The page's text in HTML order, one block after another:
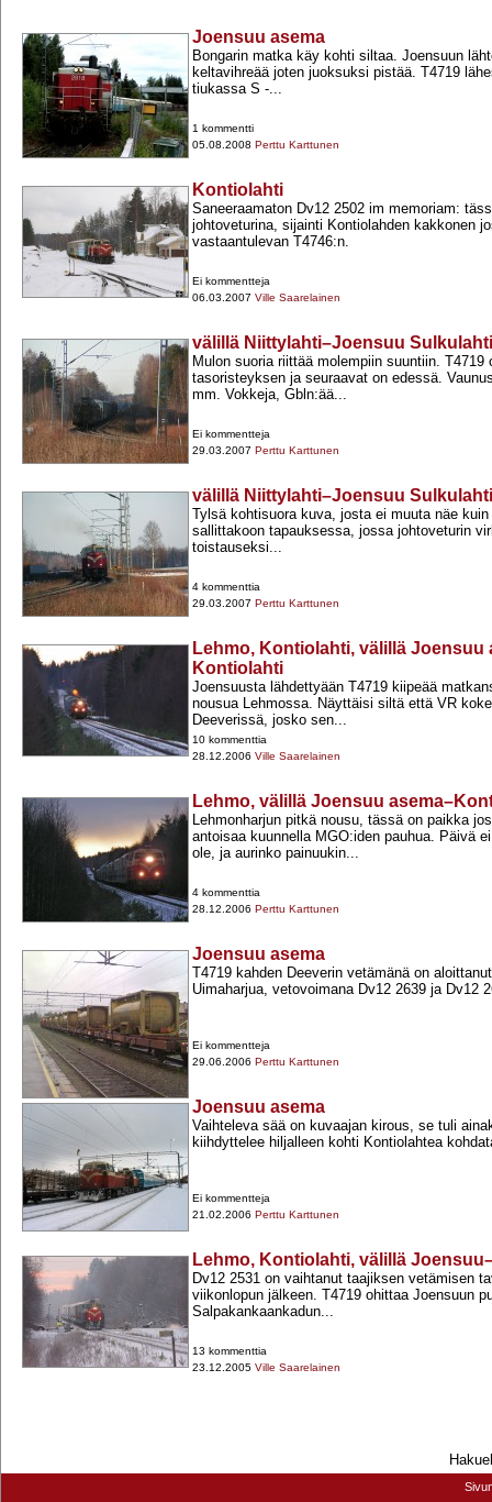
Joensuu asema
Bongarin matka käy kohti siltaa. Joensuun
keltavihreää joten juoksuksi pistää. T4719
tiukassa S -​...
1 kommentti
05.08.2008 Perttu Karttunen
Kontiolahti
Saneeraamaton Dv12 2502 im memoriam:
johtoveturina, sijainti Kontiolahden kakkonen
vastaantulevan T4746:n.
Ei kommentteja
06.03.2007 Ville Saarelainen
välillä Niittylahti–Joensuu Sulkulahti
Mulon suoria riittää molempiin suuntiin. T4719
tasoristeyksen ja seuraavat on edessä.
mm. Vokkeja, Gbln:ää...
Ei kommentteja
29.03.2007 Perttu Karttunen
välillä Niittylahti–Joensuu Sulkulahti
Tylsä kohtisuora kuva, josta ei muuta näe
sallittakoon tapauksessa, jossa johtoveturin
toistauseksi...
4 kommenttia
29.03.2007 Perttu Karttunen
Lehmo, Kontiolahti, välillä Joensuu
Kontiolahti
Joensuusta lähdettyään T4719 kiipeää
nousua Lehmossa. Näyttäisi siltä että VR
Deeverissä, josko sen...
10 kommenttia
28.12.2006 Ville Saarelainen
Lehmo, välillä Joensuu
Lehmonharjun pitkä nousu, tässä on paikka
antoisaa kuunnella MGO:iden pauhua. Päivä
ole, ja aurinko painuukin...
4 kommenttia
28.12.2006 Perttu Karttunen
Joensuu asema
T4719 kahden Deeverin vetämänä on
Uimaharjua, vetovoimana Dv12 2639 ja Dv12
Ei kommentteja
29.06.2006 Perttu Karttunen
Joensuu asema
Vaihteleva sää on kuvaajan kirous, se tuli
kiihdyttelee hiljalleen kohti Kontiolahtea
Ei kommentteja
21.02.2006 Perttu Karttunen
Lehmo, Kontiolahti, välillä
Dv12 2531 on vaihtanut taajiksen vetämisen
viikonlopun jälkeen. T4719 ohittaa Joensuun
Salpakankaankadun...
13 kommenttia
23.12.2005 Ville Saarelainen